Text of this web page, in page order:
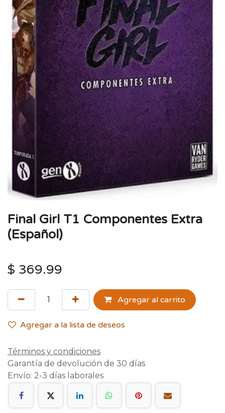
Final Girl T1 Componentes Extra
(Español)
$ 369.99
Agregar al carrito
Agregar a la lista de deseos
Términos y condiciones
Garantía de devolución de 30 días
Envío: 2-3 días laborales